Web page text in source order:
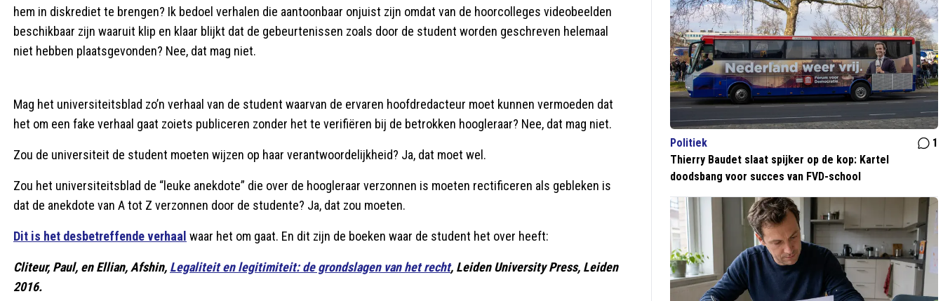
hem in diskrediet te brengen? Ik bedoel verhalen die aantoonbaar onjuist zijn omdat van de hoorcolleges videobeelden
beschikbaar zijn waaruit klip en klaar blijkt dat de gebeurtenissen zoals door de student worden geschreven helemaal
niet hebben plaatsgevonden? Nee, dat mag niet.
Mag het universiteitsblad zo’n verhaal van de student waarvan de ervaren hoofdredacteur moet kunnen vermoeden dat
het om een fake verhaal gaat zoiets publiceren zonder het te verifiëren bij de betrokken hoogleraar? Nee, dat mag niet.
Zou de universiteit de student moeten wijzen op haar verantwoordelijkheid? Ja, dat moet wel.
Zou het universiteitsblad de “leuke anekdote” die over de hoogleraar verzonnen is moeten rectificeren als gebleken is
dat de anekdote van A tot Z verzonnen door de studente? Ja, dat zou moeten.
Dit is het desbetreffende verhaal waar het om gaat. En dit zijn de boeken waar de student het over heeft:
Cliteur, Paul, en Ellian, Afshin, Legaliteit en legitimiteit: de grondslagen van het recht, Leiden University Press, Leiden
2016.
Politiek
1
Thierry Baudet slaat spijker op de kop: Kartel
doodsbang voor succes van FVD-school